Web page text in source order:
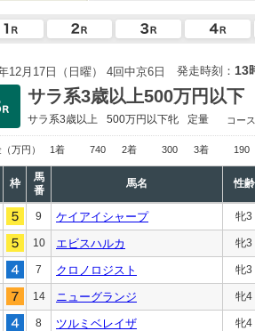
12月17日（日曜） 4回中京6日 発走時刻： 13
サラ系3歳以上500万円以下
サラ系3歳以上 500万円以下牝 定量 コー
（万円） 1着 740 2着 300 3着 190
枠
馬
番
馬名 性齢
9 ケイアイシャープ 牝3
10 エビスハルカ 牝3
7 クロノロジスト 牝3
14 ニューグランジ 牝4
8 ツルミベレイザ 牝4